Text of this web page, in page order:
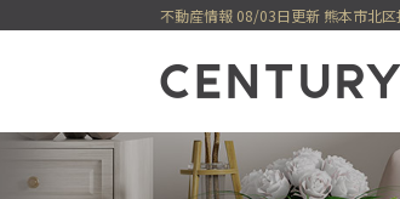
不動産情報 08/03日更新 熊本市北区